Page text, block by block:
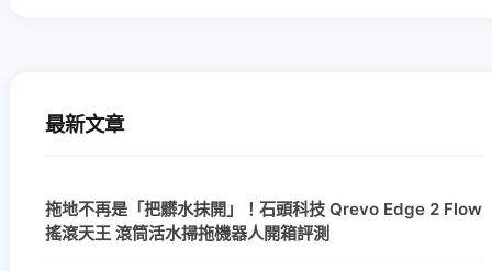
最新文章
拖地不再是「把髒水抹開」！石頭科技 Qrevo Edge 2 Flow
搖滾天王 滾筒活水掃拖機器人開箱評測